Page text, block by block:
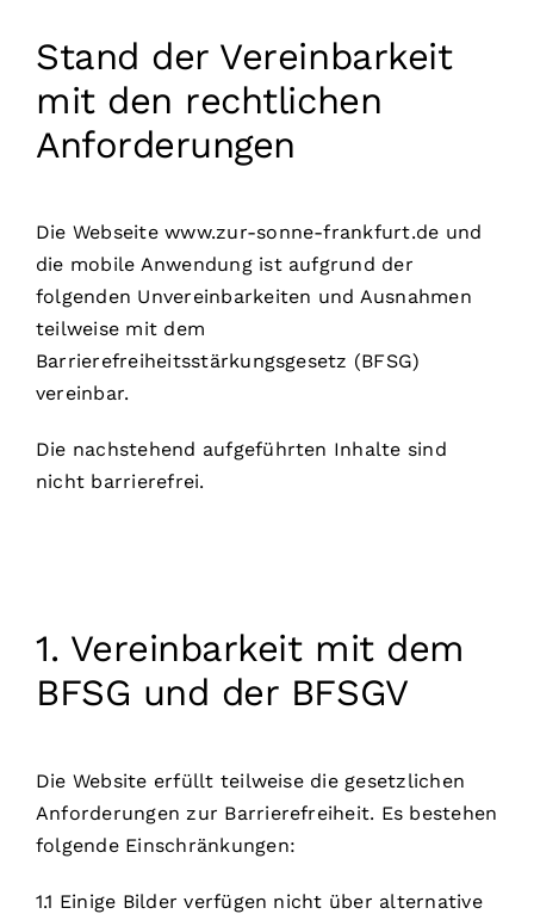
Stand der Vereinbarkeit
mit den rechtlichen
Anforderungen
Die Webseite www.zur-sonne-frankfurt.de und
die mobile Anwendung ist aufgrund der
folgenden Unvereinbarkeiten und Ausnahmen
teilweise mit dem
Barrierefreiheitsstärkungsgesetz (BFSG)
vereinbar.
Die nachstehend aufgeführten Inhalte sind
nicht barrierefrei.
1. Vereinbarkeit mit dem
BFSG und der BFSGV
Die Website erfüllt teilweise die gesetzlichen
Anforderungen zur Barrierefreiheit. Es bestehen
folgende Einschränkungen:
1.1 Einige Bilder verfügen nicht über alternative